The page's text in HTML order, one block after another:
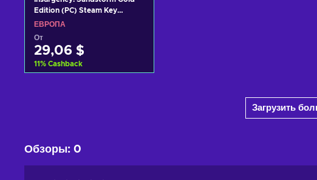
Edition (PC) Steam Key
EUROPE
ЕВРОПА
От
29,06 $
11% Cashback
Загрузить
Обзоры: 0